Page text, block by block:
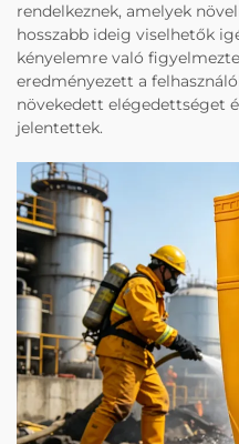
rendelkeznek, amelyek
hosszabb ideig viselhetők
kényelemre való
eredményezett a
növekedett elégedettséget
jelentettek.